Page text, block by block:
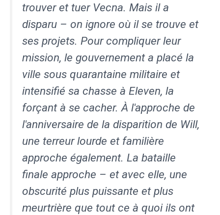
trouver et tuer Vecna. Mais il a
disparu – on ignore où il se trouve et
ses projets. Pour compliquer leur
mission, le gouvernement a placé la
ville sous quarantaine militaire et
intensifié sa chasse à Eleven, la
forçant à se cacher. À l'approche de
l'anniversaire de la disparition de Will,
une terreur lourde et familière
approche également. La bataille
finale approche – et avec elle, une
obscurité plus puissante et plus
meurtrière que tout ce à quoi ils ont